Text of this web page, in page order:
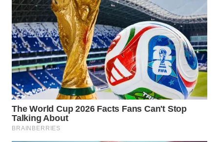
WN
INDRAMAYU
WN
KUNINGAN
WN
MAJALENGKA
WN
SUBANG